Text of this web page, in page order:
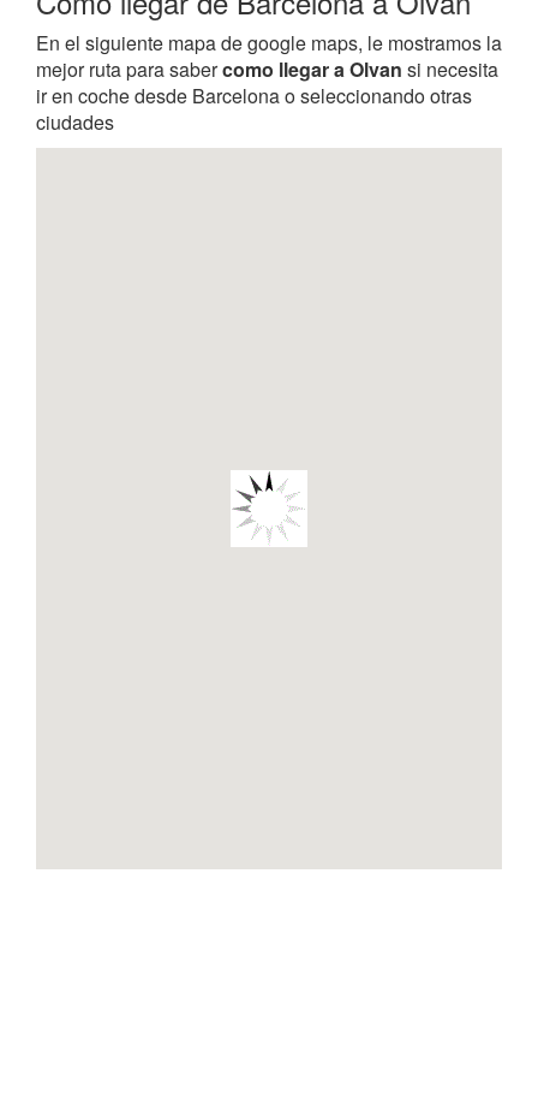
En el siguiente mapa de google maps, le mostramos la
mejor ruta para sabercomo llegar a Olvan si necesita
ir en coche desde Barcelona o seleccionando otras
ciudades